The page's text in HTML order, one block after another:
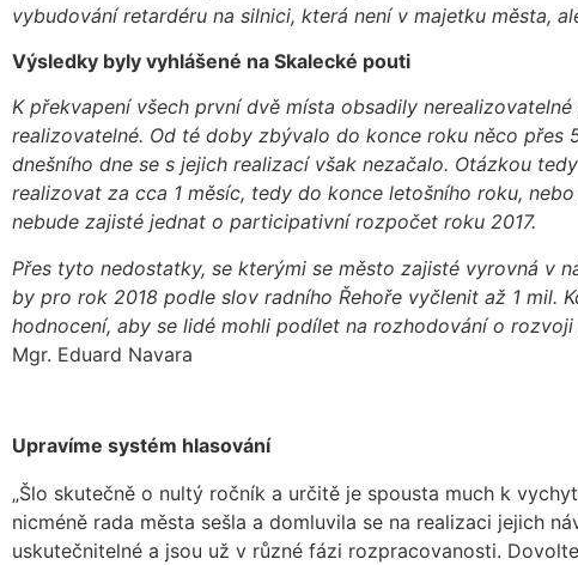
vybudování retardéru na silnici, která není v majetku města,
Výsledky byly vyhlášené na Skalecké pouti
K překvapení všech první dvě místa obsadily
realizovatelné. Od té doby zbývalo do konce roku něco přes
dnešního dne se s jejich realizací však nezačalo. Otázkou
realizovat za cca 1 měsíc, tedy do konce letošního roku, nebo
nebude zajisté jednat o participativní rozpočet roku 2017.
Přes tyto nedostatky, se kterými se město zajisté vyrovná v
by pro rok 2018 podle slov radního Řehoře vyčlenit až 1 mil.
hodnocení, aby se lidé mohli podílet na rozhodování o rozvoji
Mgr. Eduard Navara
Upravíme systém hlasování
„Šlo skutečně o nultý ročník a určitě je spousta much k
nicméně rada města sešla a domluvila se na realizaci jejich
uskutečnitelné a jsou už v různé fázi rozpracovanosti.